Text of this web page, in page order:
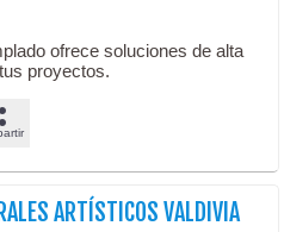
ofrece soluciones de alta
proyectos.
ARTÍSTICOS VALDIVIA